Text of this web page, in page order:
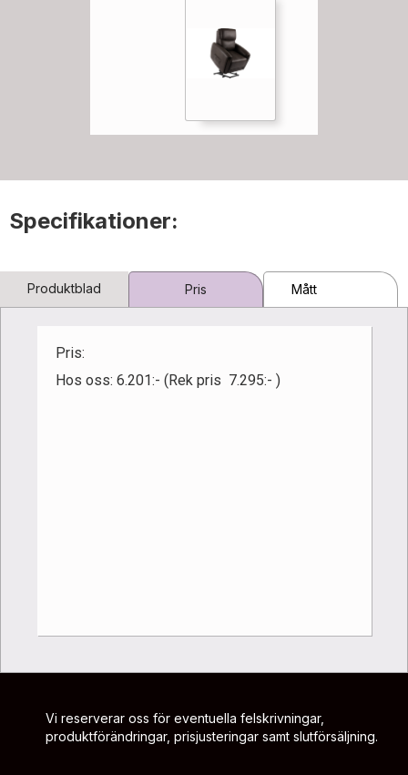
Specifikationer:
Produktblad Pris Mått
Pris:
Hos oss: 6.201:- (Rek pris 7.295:- )
Vi reserverar oss för eventuella felskrivningar,
produktförändringar, prisjusteringar samt slutförsäljning.